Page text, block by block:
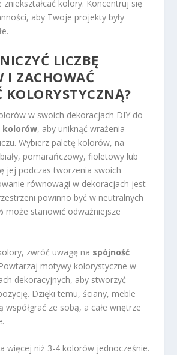
kolory. Koncentruj się
aby Twoje projekty były
LICZBĘ
I ZACHOWAĆ
KOLORYSTYCZNĄ?
w swoich dekoracjach DIY do
kolorów, aby uniknąć wrażenia
Wybierz paletę kolorów, na
pomarańczowy, fioletowy lub
jej podczas tworzenia swoich
równowagi w dekoracjach jest
powinno być w neutralnych
może stanowić odważniejsze
zwróć uwagę na spójność
motywy kolorystyczne w
dekoracyjnych, aby stworzyć
Dzięki temu, ściany, meble
współgrać ze sobą, a całe wnętrze
więcej niż 3-4 kolorów jednocześnie.